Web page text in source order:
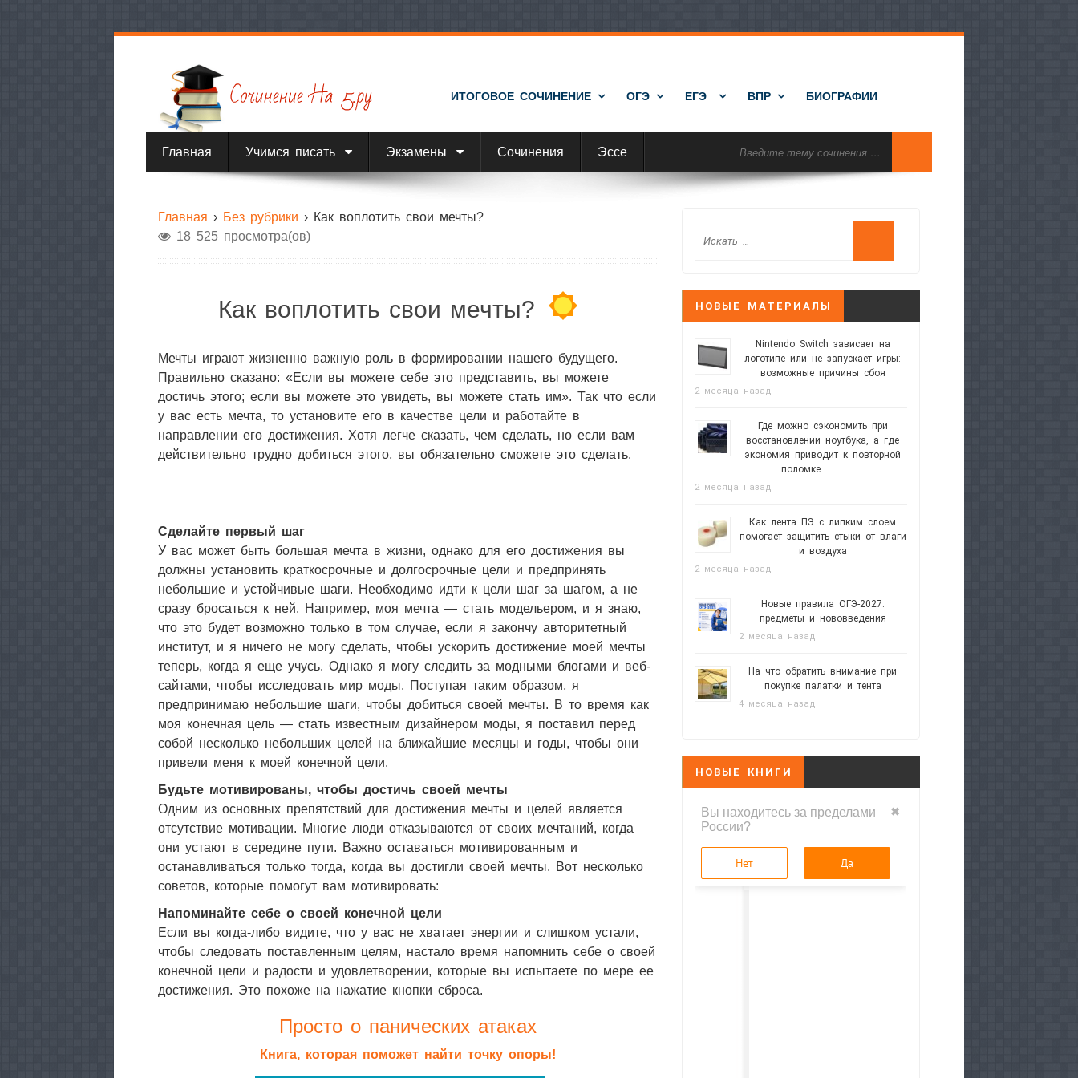
ИТОГОВОЕ СОЧИНЕНИЕ ОГЭ ЕГЭ ВПР БИОГРАФИИ
Главная Учимся писать Экзамены Сочинения Эссе
Главная › Без рубрики › Как воплотить свои мечты?
18 525 просмотра(ов)
Как воплотить свои мечты?
Мечты играют жизненно важную роль в формировании нашего будущего.
Правильно сказано: «Если вы можете себе это представить, вы можете
достичь этого; если вы можете это увидеть, вы можете стать им». Так что если
у вас есть мечта, то установите его в качестве цели и работайте в
направлении его достижения. Хотя легче сказать, чем сделать, но если вам
действительно трудно добиться этого, вы обязательно сможете это сделать.
Сделайте первый шаг
У вас может быть большая мечта в жизни, однако для его достижения вы
должны установить краткосрочные и долгосрочные цели и предпринять
небольшие и устойчивые шаги. Необходимо идти к цели шаг за шагом, а не
сразу бросаться к ней. Например, моя мечта — стать модельером, и я знаю,
что это будет возможно только в том случае, если я закончу авторитетный
институт, и я ничего не могу сделать, чтобы ускорить достижение моей мечты
теперь, когда я еще учусь. Однако я могу следить за модными блогами и веб-
сайтами, чтобы исследовать мир моды. Поступая таким образом, я
предпринимаю небольшие шаги, чтобы добиться своей мечты. В то время как
моя конечная цель — стать известным дизайнером моды, я поставил перед
собой несколько небольших целей на ближайшие месяцы и годы, чтобы они
привели меня к моей конечной цели.
Будьте мотивированы, чтобы достичь своей мечты
Одним из основных препятствий для достижения мечты и целей является
отсутствие мотивации. Многие люди отказываются от своих мечтаний, когда
они устают в середине пути. Важно оставаться мотивированным и
останавливаться только тогда, когда вы достигли своей мечты. Вот несколько
советов, которые помогут вам мотивировать:
Напоминайте себе о своей конечной цели
Если вы когда-либо видите, что у вас не хватает энергии и слишком устали,
чтобы следовать поставленным целям, настало время напомнить себе о своей
конечной цели и радости и удовлетворении, которые вы испытаете по мере ее
достижения. Это похоже на нажатие кнопки сброса.
Просто о панических атаках
Книга, которая поможет найти точку опоры!
НОВЫЕ МАТЕРИАЛЫ
Nintendo Switch зависает на
логотипе или не запускает игры:
возможные причины сбоя
2 месяца назад
Где можно сэкономить при
восстановлении ноутбука, а где
экономия приводит к повторной
поломке
2 месяца назад
Как лента ПЭ с липким слоем
помогает защитить стыки от влаги
и воздуха
2 месяца назад
Новые правила ОГЭ-2027:
предметы и нововведения
2 месяца назад
На что обратить внимание при
покупке палатки и тента
4 месяца назад
НОВЫЕ КНИГИ